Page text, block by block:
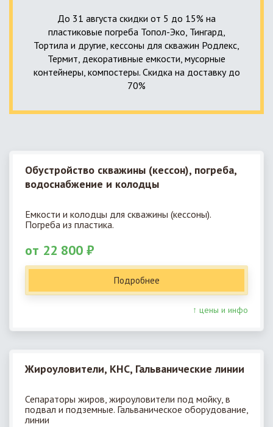
До 31 августа скидки от 5 до 15% на
пластиковые погреба Топол-Эко, Тингард,
Тортила и другие, кессоны для скважин Родлекс,
Термит, декоративные емкости, мусорные
контейнеры, компостеры. Скидка на доставку до
70%
Обустройство скважины (кессон), погреба,
водоснабжение и колодцы
Емкости и колодцы для скважины (кессоны).
Погреба из пластика.
от 22 800 ₽
Подробнее
↑ цены и инфо
Жироуловители, КНС, Гальванические линии
Сепараторы жиров, жироуловители под мойку, в
подвал и подземные. Гальваническое оборудование,
линии